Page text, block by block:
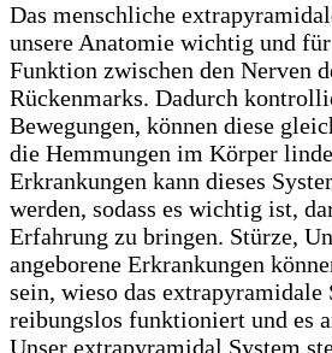
Das menschliche
unsere Anatomie wichtig und
Funktion zwischen den Nerven
Rückenmarks. Dadurch
Bewegungen, können diese
die Hemmungen im Körper
Erkrankungen kann dieses
werden, sodass es wichtig ist,
Erfahrung zu bringen. Stürze,
angeborene Erkrankungen
sein, wieso das extrapyramidale
reibungslos funktioniert und es
Unser extrapyramidal System